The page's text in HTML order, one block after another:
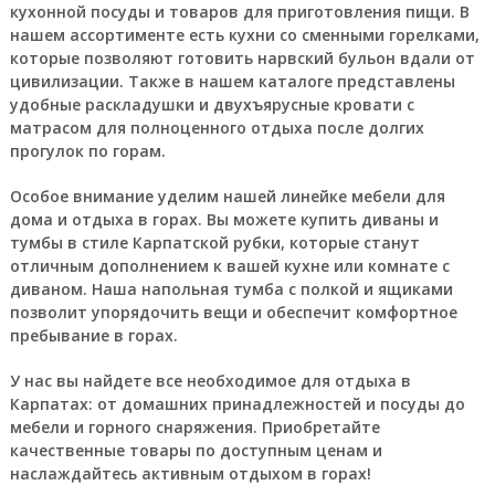
кухонной посуды и товаров для приготовления пищи. В
нашем ассортименте есть кухни со сменными горелками,
которые позволяют готовить нарвский бульон вдали от
цивилизации. Также в нашем каталоге представлены
удобные раскладушки и двухъярусные кровати с
матрасом для полноценного отдыха после долгих
прогулок по горам.
Особое внимание уделим нашей линейке мебели для
дома и отдыха в горах. Вы можете купить диваны и
тумбы в стиле Карпатской рубки, которые станут
отличным дополнением к вашей кухне или комнате с
диваном. Наша напольная тумба с полкой и ящиками
позволит упорядочить вещи и обеспечит комфортное
пребывание в горах.
У нас вы найдете все необходимое для отдыха в
Карпатах: от домашних принадлежностей и посуды до
мебели и горного снаряжения. Приобретайте
качественные товары по доступным ценам и
наслаждайтесь активным отдыхом в горах!